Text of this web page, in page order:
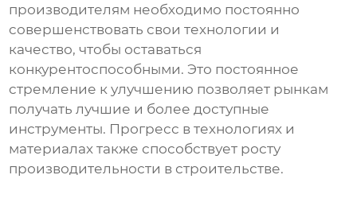
производителям необходимо постоянно
совершенствовать свои технологии и
качество, чтобы оставаться
конкурентоспособными. Это постоянное
стремление к улучшению позволяет рынкам
получать лучшие и более доступные
инструменты. Прогресс в технологиях и
материалах также способствует росту
производительности в строительстве.